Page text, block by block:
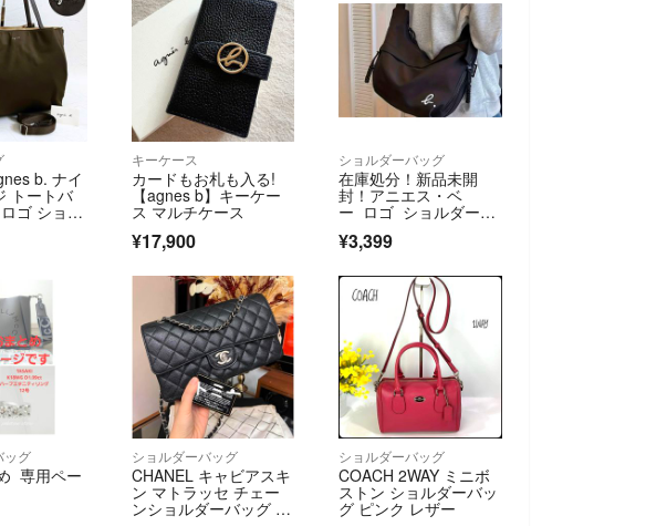
b. ナイ
トートバ
ゴ ショル
大容
キーケース
カードもお札も入る!
【agnes b】キーケー
ス マルチケース
¥17,900
ショルダーバッグ
在庫処分！新品未開
封！アニエス・ベ
ー ロゴ ショルダーバ
¥3,399
ッグ
専用ペー
ショルダーバッグ
CHANEL キャビアスキ
ン マトラッセ チェー
ンショルダーバッグ M
ショルダーバッグ
COACH 2WAY ミニボ
ストン ショルダーバッ
グ ピンク レザー